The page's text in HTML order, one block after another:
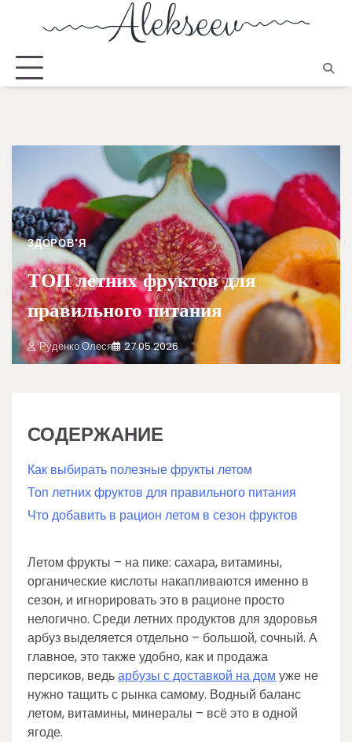
ЗДОРОВ'Я
ТОП летних фруктов для
правильного питания
Руденко Олеся 27.05.2026
СОДЕРЖАНИЕ
Как выбирать полезные фрукты летом
Топ летних фруктов для правильного питания
Что добавить в рацион летом в сезон фруктов
Летом фрукты – на пике: сахара, витамины,
органические кислоты накапливаются именно в
сезон, и игнорировать это в рационе просто
нелогично. Среди летних продуктов для здоровья
арбуз выделяется отдельно – большой, сочный. А
главное, это также удобно, как и продажа
персиков, ведьарбузы с доставкой на дом уже не
нужно тащить с рынка самому. Водный баланс
летом, витамины, минералы – всё это в одной
ягоде.